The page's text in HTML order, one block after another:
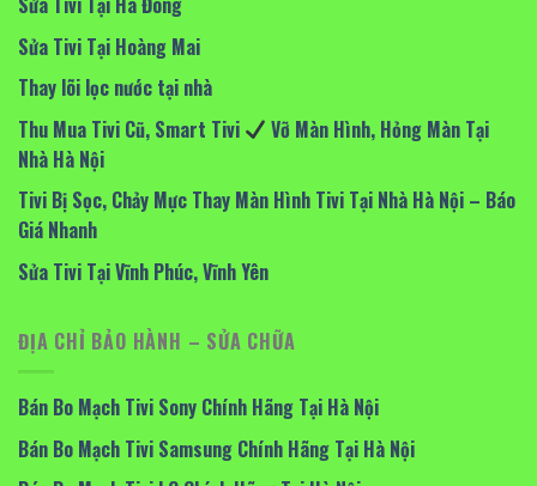
Sửa Tivi Tại Hoàng Mai
Thay lõi lọc nước tại nhà
Thu Mua Tivi Cũ, Smart Tivi
Vỡ Màn Hình, Hỏng Màn Tại
Nhà Hà Nội
Tivi Bị Sọc, Chảy Mực Thay Màn Hình Tivi Tại Nhà Hà Nội – Báo
Giá Nhanh
Sửa Tivi Tại Vĩnh Phúc, Vĩnh Yên
ĐỊA CHỈ BẢO HÀNH – SỬA CHỮA
Bán Bo Mạch Tivi Sony Chính Hãng Tại Hà Nội
Bán Bo Mạch Tivi Samsung Chính Hãng Tại Hà Nội